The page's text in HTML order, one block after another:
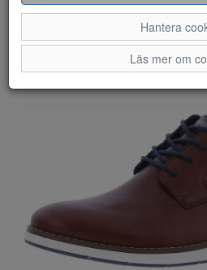
Hantera
Läs mer om